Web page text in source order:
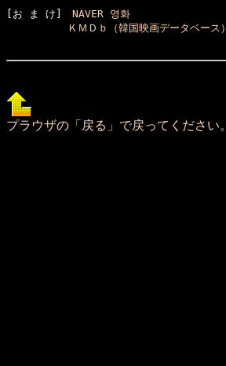
[お ま け] NAVER 영화
ＫＭＤｂ（韓国映画データベース）
プラウザの「戻る」で戻ってください。